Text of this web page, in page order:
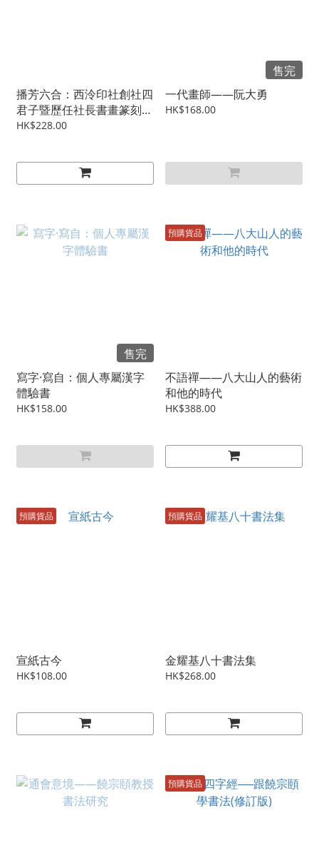
播芳六合：西泠印社創社四
君子暨歷任社長書畫篆刻作
品集
HK$228.00
售完
一代畫師——阮大勇
HK$168.00
售完
寫字·寫自：個人專屬漢字
體驗書
HK$158.00
預購貨品
不語禪——八大山人的藝術
和他的時代
HK$388.00
預購貨品
宣紙古今
HK$108.00
預購貨品
金耀基八十書法集
HK$268.00
預購貨品